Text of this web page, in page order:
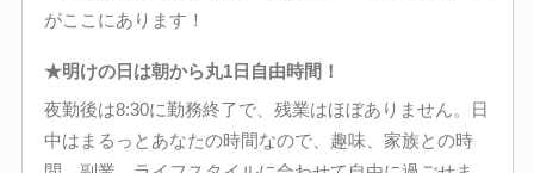
がここにあります！
★明けの日は朝から丸1日自由時間！
夜勤後は8:30に勤務終了で、残業はほぼありません。日
中はまるっとあなたの時間なので、趣味、家族との時